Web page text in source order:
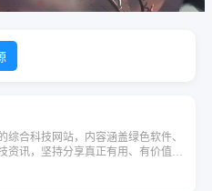
综合科技网站，内容涵盖绿色软件、
资讯，坚持分享真正有用、有价值的